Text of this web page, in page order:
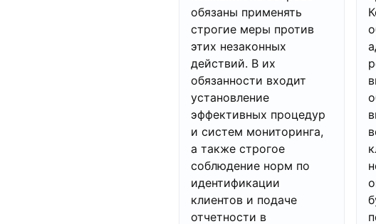
обязаны применять
строгие меры против
этих незаконных
действий. В их
обязанности входит
установление
эффективных процедур
и систем мониторинга,
а также строгое
соблюдение норм по
идентификации
клиентов и подаче
отчетности в